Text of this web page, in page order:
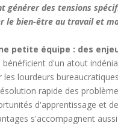
générer des tensions
le bien-être au travail et
petite équipe : des
d'un atout
les lourdeurs
rapide des
d'apprentissage et
s'accompagnent